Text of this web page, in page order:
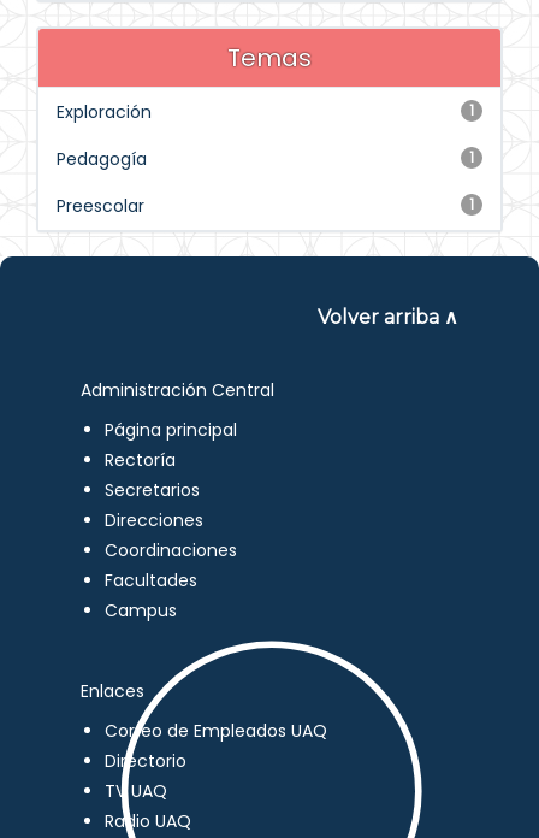
Temas
1
Exploración
1
Pedagogía
1
Preescolar
Volver arriba ∧
Administración Central
Página principal
Rectoría
Secretarios
Direcciones
Coordinaciones
Facultades
Campus
Enlaces
Correo de Empleados UAQ
Directorio
TV UAQ
Radio UAQ